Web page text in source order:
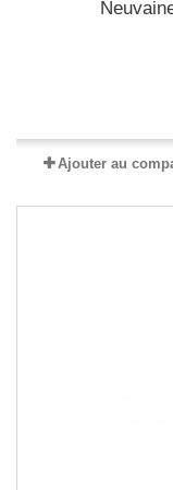
Ajouter au